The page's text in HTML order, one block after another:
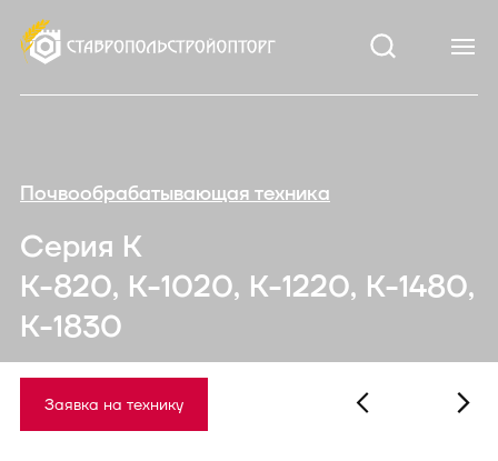
Почвообрабатывающая техника
Серия К
К-820, К-1020, К-1220, К-1480,
К-1830
Заявка на технику